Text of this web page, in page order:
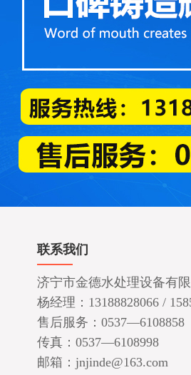
联系我们
济宁市金德水处理设备有
杨经理：13188828066 /
售后服务：0537—6108858
传真：0537—6108998
邮箱：jnjinde@163.com